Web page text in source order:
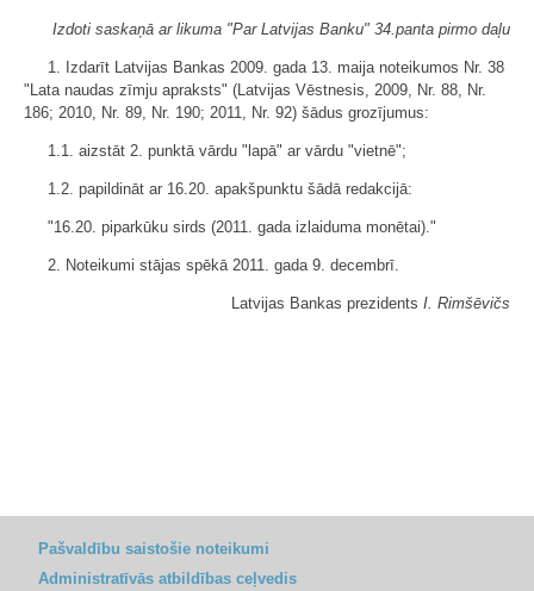
Izdoti saskaņā ar likuma "Par Latvijas Banku" 34.panta pirmo daļu
1. Izdarīt Latvijas Bankas 2009. gada 13. maija noteikumos Nr. 38
"Lata naudas zīmju apraksts" (Latvijas Vēstnesis, 2009, Nr. 88, Nr.
186; 2010, Nr. 89, Nr. 190; 2011, Nr. 92) šādus grozījumus:
1.1. aizstāt 2. punktā vārdu "lapā" ar vārdu "vietnē";
1.2. papildināt ar 16.20. apakšpunktu šādā redakcijā:
"16.20. piparkūku sirds (2011. gada izlaiduma monētai)."
2. Noteikumi stājas spēkā 2011. gada 9. decembrī.
Latvijas Bankas prezidents I. Rimšēvičs
Pašvaldību saistošie noteikumi
Administratīvās atbildības ceļvedis